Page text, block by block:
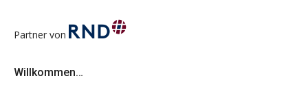
Partner von
Willkommen…